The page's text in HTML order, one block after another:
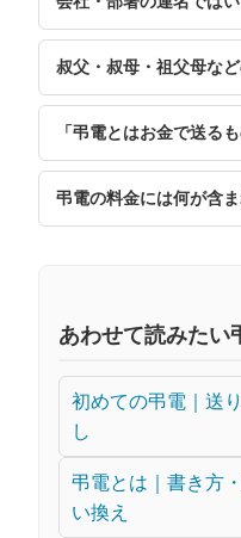
叔父・叔母・祖父母な
「弔電とはお金で送るも
弔電の料金には何が含
あわせて読みたい
初めての弔電｜送
し
弔電とは｜書き方
い換え